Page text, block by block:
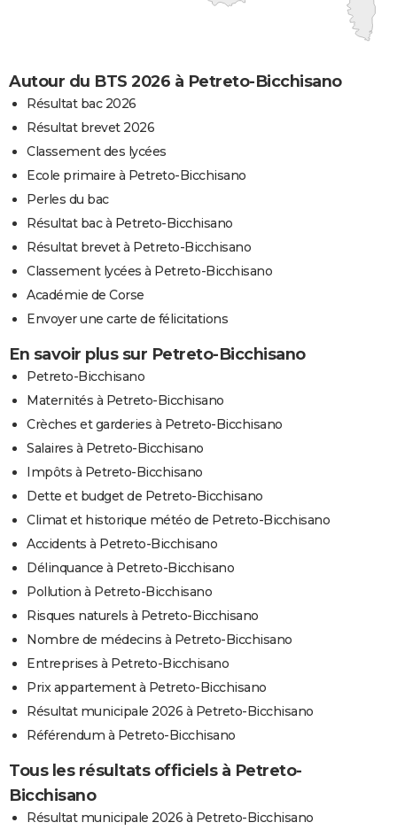
Autour du BTS 2026 à Petreto-Bicchisano
Résultat bac 2026
Résultat brevet 2026
Classement des lycées
Ecole primaire à Petreto-Bicchisano
Perles du bac
Résultat bac à Petreto-Bicchisano
Résultat brevet à Petreto-Bicchisano
Classement lycées à Petreto-Bicchisano
Académie de Corse
Envoyer une carte de félicitations
En savoir plus sur Petreto-Bicchisano
Petreto-Bicchisano
Maternités à Petreto-Bicchisano
Crèches et garderies à Petreto-Bicchisano
Salaires à Petreto-Bicchisano
Impôts à Petreto-Bicchisano
Dette et budget de Petreto-Bicchisano
Climat et historique météo de Petreto-Bicchisano
Accidents à Petreto-Bicchisano
Délinquance à Petreto-Bicchisano
Pollution à Petreto-Bicchisano
Risques naturels à Petreto-Bicchisano
Nombre de médecins à Petreto-Bicchisano
Entreprises à Petreto-Bicchisano
Prix appartement à Petreto-Bicchisano
Résultat municipale 2026 à Petreto-Bicchisano
Référendum à Petreto-Bicchisano
Tous les résultats officiels à Petreto-
Bicchisano
Résultat municipale 2026 à Petreto-Bicchisano